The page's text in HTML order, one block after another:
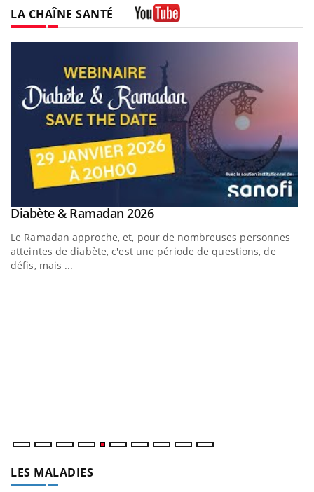
LA CHAÎNE SANTÉ
Youtube
Diabète & Ramadan 2026Youtube
Le Ramadan approche, et, pour de nombreuses personnes
atteintes de diabète, c'est une période de questions, de
défis, mais ...
LES MALADIES